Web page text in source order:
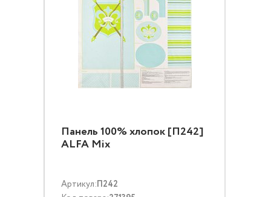
Панель 100% хлопок [П242]
ALFA Mix
Артикул:П242